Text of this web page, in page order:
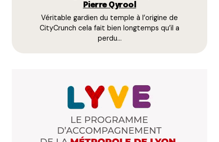
Répondre
Huhu, c’est pourtant mignon, PioumPimou !
Camille d'Essayage
Pierre Qyrool
Véritable gardien du temple à l’origine de
CityCrunch cela fait bien longtemps qu’il a
perdu…